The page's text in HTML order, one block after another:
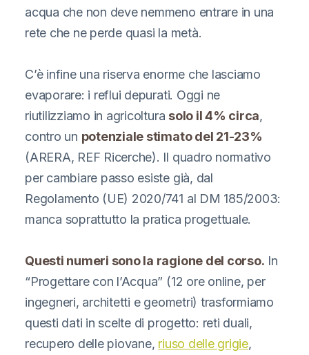
acqua che non deve nemmeno entrare in una
rete che ne perde quasi la metà.
C’è infine una riserva enorme che lasciamo
evaporare: i reflui depurati. Oggi ne
riutilizziamo in agricoltura solo il 4% circa,
contro un potenziale stimato del 21-23%
(ARERA, REF Ricerche). Il quadro normativo
per cambiare passo esiste già, dal
Regolamento (UE) 2020/741 al DM 185/2003:
manca soprattutto la pratica progettuale.
Questi numeri sono la ragione del corso. In
“Progettare con l’Acqua” (12 ore online, per
ingegneri, architetti e geometri) trasformiamo
questi dati in scelte di progetto: reti duali,
recupero delle piovane, riuso delle grigie,